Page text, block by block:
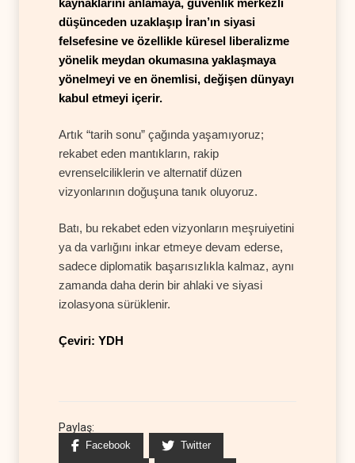
kaynaklarını anlamaya, güvenlik merkezli
düşünceden uzaklaşıp İran’ın siyasi
felsefesine ve özellikle küresel liberalizme
yönelik meydan okumasına yaklaşmaya
yönelmeyi ve en önemlisi, değişen dünyayı
kabul etmeyi içerir.
Artık “tarih sonu” çağında yaşamıyoruz;
rekabet eden mantıkların, rakip
evrenselciliklerin ve alternatif düzen
vizyonlarının doğuşuna tanık oluyoruz.
Batı, bu rekabet eden vizyonların meşruiyetini
ya da varlığını inkar etmeye devam ederse,
sadece diplomatik başarısızlıkla kalmaz, aynı
zamanda daha derin bir ahlaki ve siyasi
izolasyona sürüklenir.
Çeviri: YDH
Paylaş:
Facebook Twitter